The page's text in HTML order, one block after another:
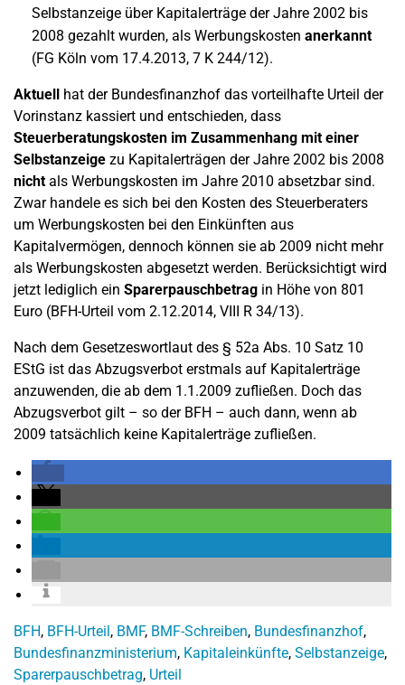
Selbstanzeige über Kapitalerträge der Jahre 2002 bis
2008 gezahlt wurden, als Werbungskosten anerkannt
(FG Köln vom 17.4.2013, 7 K 244/12).
Aktuell hat der Bundesfinanzhof das vorteilhafte Urteil der
Vorinstanz kassiert und entschieden, dass
Steuerberatungskosten im Zusammenhang mit einer
Selbstanzeige zu Kapitalerträgen der Jahre 2002 bis 2008
nichtals Werbungskosten im Jahre 2010 absetzbar sind.
Zwar handele es sich bei den Kosten des Steuerberaters
um Werbungskosten bei den Einkünften aus
Kapitalvermögen, dennoch können sie ab 2009 nicht mehr
als Werbungskosten abgesetzt werden. Berücksichtigt wird
jetzt lediglich ein Sparerpauschbetrag in Höhe von 801
Euro (BFH-Urteil vom 2.12.2014, VIII R 34/13).
Nach dem Gesetzeswortlaut des § 52a Abs. 10 Satz 10
EStG ist das Abzugsverbot erstmals auf Kapitalerträge
anzuwenden, die ab dem 1.1.2009 zufließen. Doch das
Abzugsverbot gilt – so der BFH – auch dann, wenn ab
2009 tatsächlich keine Kapitalerträge zufließen.
BFH, BFH-Urteil, BMF, BMF-Schreiben, Bundesfinanzhof,
Bundesfinanzministerium, Kapitaleinkünfte, Selbstanzeige,
Sparerpauschbetrag, Urteil